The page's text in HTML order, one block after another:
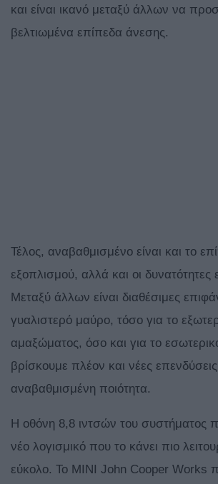
και είναι ικανό μεταξύ άλλων να
βελτιωμένα επίπεδα άνεσης.
Τέλος, αναβαθμισμένο είναι και το
εξοπλισμού, αλλά και οι δυνατότητες
Μεταξύ άλλων είναι διαθέσιμες
γυαλιστερό μαύρο, τόσο για το
αμαξώματος, όσο και για το
βρίσκουμε πλέον και νέες επενδύσεις
αναβαθμισμένη ποιότητα.
Η οθόνη 8,8 ιντσών του συστήματος
νέο λογισμικό που το κάνει πιο
εύκολο. Το MINI John Cooper Works